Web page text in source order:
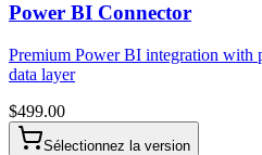
Power BI Connector
Premium Power BI integration with
data layer
$499.00
Sélectionnez la version